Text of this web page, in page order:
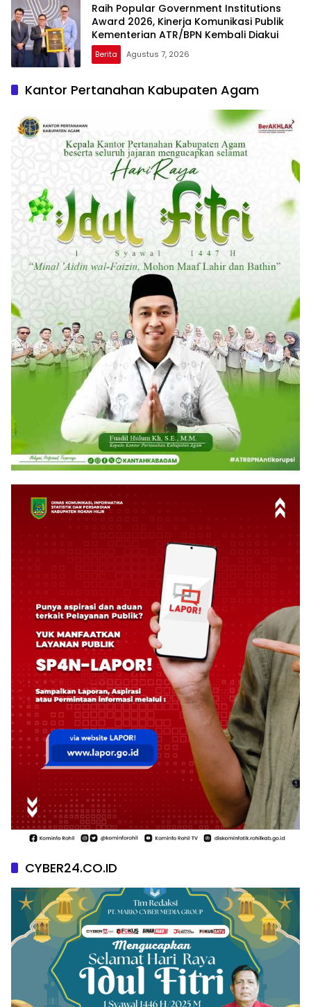
Raih Popular Government Institutions
Award 2026, Kinerja Komunikasi Publik
Kementerian ATR/BPN Kembali Diakui
Berita Agustus 7, 2026
Kantor Pertanahan Kabupaten Agam
CYBER24.CO.ID